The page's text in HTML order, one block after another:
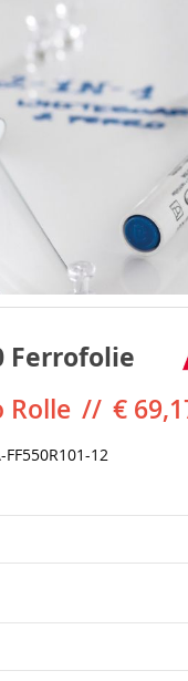
Ferrofolie
Rolle €
FF550R101-12